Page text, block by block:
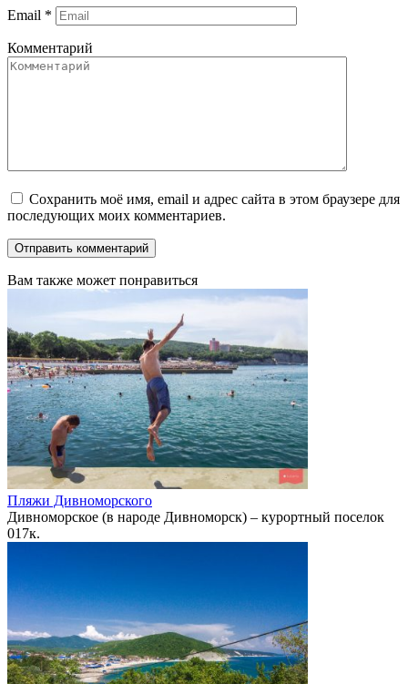
Email *
Комментарий
Сохранить моё имя, email и адрес сайта в этом браузере для
последующих моих комментариев.
Вам также может понравиться
Пляжи Дивноморского
Дивноморское (в народе Дивноморск) – курортный поселок
017к.